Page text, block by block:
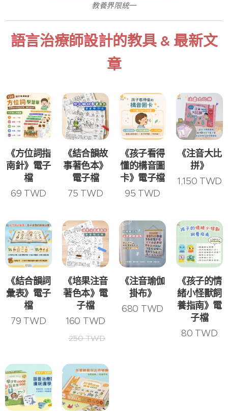
教養界限統一
語言治療師設計的教具 & 最新文
章
《方位詞指
南針》電子
檔
69 TWD
《結合韻故
事著色本》
電子檔
75 TWD
《孩子看得
懂的構音圖
卡》電子檔
95 TWD
《注音大比
拼》
1,150 TWD
《結合韻詞
彙表》電子
檔
79 TWD
《培果注音
著色本》電
子檔
160 TWD
250TWD
《注音瑜伽
掛布》
680 TWD
《孩子的情
緒小怪獸飼
養指南》電
子檔
80 TWD
07-27
常見寶
寶手語
整理｜
07-21
寶寶手
語是什
麼？語
2026-